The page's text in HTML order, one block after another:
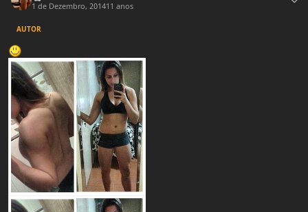
1 de Dezembro, 201411 anos
AUTOR